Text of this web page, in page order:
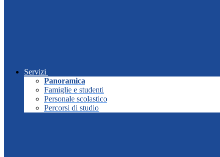
Servizi
Panoramica
Famiglie e studenti
Personale scolastico
Percorsi di studio